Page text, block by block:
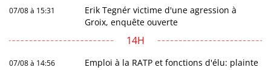
07/08 à 15:31
Erik Tegnér victime d'une agression à
Groix, enquête ouverte
14H
07/08 à 14:56
Emploi à la RATP et fonctions d'élu: plainte